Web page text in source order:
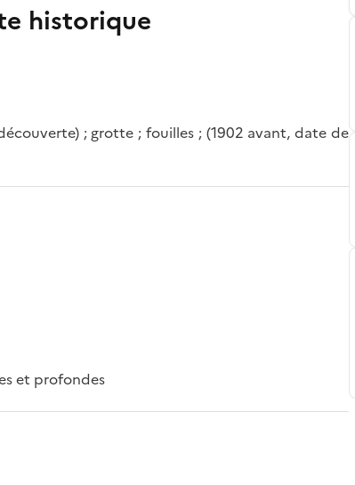
historique
; grotte ; fouilles ; (1902 avant, date de
et profondes